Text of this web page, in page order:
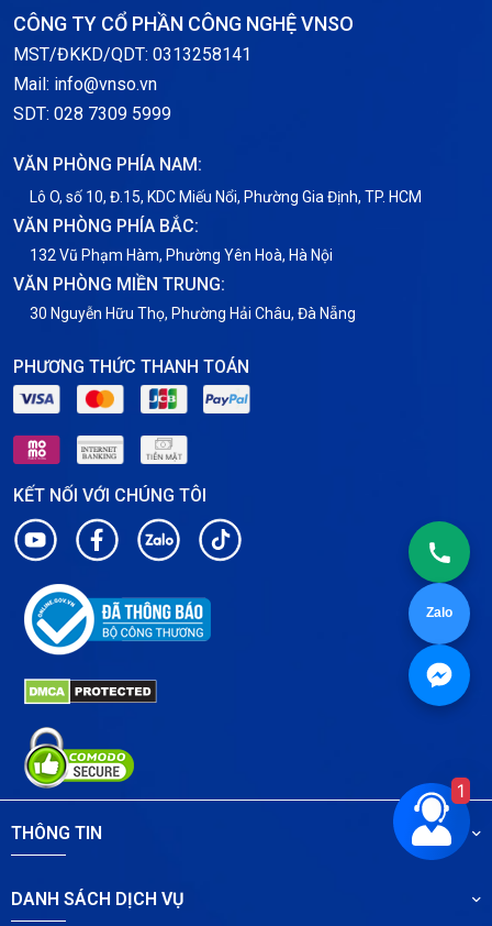
Zalo
Thông báo
Thông tin chung
Tin tức
CÔNG TY CỔ PHẦN CÔNG NGHỆ VNSO
MST/ĐKKD/QDT: 0313258141
Mail: info@vnso.vn
SDT: 028 7309 5999
VĂN PHÒNG PHÍA NAM:
Lô O, số 10, Đ.15, KDC Miếu Nổi, Phường Gia Định, TP. HCM
VĂN PHÒNG PHÍA BẮC:
132 Vũ Phạm Hàm, Phường Yên Hoà, Hà Nội
VĂN PHÒNG MIỀN TRUNG:
30 Nguyễn Hữu Thọ, Phường Hải Châu, Đà Nẵng
PHƯƠNG THỨC THANH TOÁN
KẾT NỐI VỚI CHÚNG TÔI
THÔNG TIN
DANH SÁCH DỊCH VỤ
1